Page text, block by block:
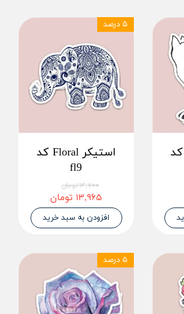
استیکر Floral کد
استیکر Floral کد
fl9
۱۴,۷۰۰ تومان
۱۳,۹۶۵ تومان
افزودن به سبد خرید
۵ درصد
۵ درصد